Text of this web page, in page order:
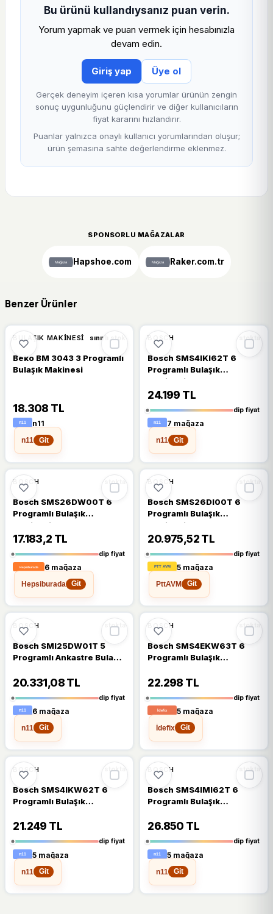
Bu ürünü kullandıysanız puan verin.
Yorum yapmak ve puan vermek için hesabınızla
devam edin.
Giriş yap Üye ol
Gerçek deneyim içeren kısa yorumlar ürünün zengin
sonuç uygunluğunu güçlendirir ve diğer kullanıcıların
fiyat kararını hızlandırır.
Puanlar yalnızca onaylı kullanıcı yorumlarından oluşur;
ürün şemasına sahte değerlendirme eklenmez.
SPONSORLU MAĞAZALAR
Hapshoe.com Raker.com.tr
Benzer Ürünler
BULAŞIK MAKINESI sınırlı stok
Beko BM 3043 3 Programlı
Bulaşık Makinesi
18.308 TL
n11
n11
Git
%35 %35 DÜŞTÜ
BOSCH stokta
Bosch SMS4IKI62T 6
Programlı Bulaşık
Makinesi
24.199 TL
dip fiyat
7 mağaza
n11
Git
%16
BOSCH stokta
Bosch SMS26DW00T 6
Programlı Bulaşık
Makinesi
17.183,2 TL
dip fiyat
6 mağaza
Hepsiburada
Git
%14
BOSCH stokta
Bosch SMS26DI00T 6
Programlı Bulaşık
Makinesi
20.975,52 TL
dip fiyat
5 mağaza
PttAVM
Git
%11
BOSCH stokta
Bosch SMI25DW01T 5
Programlı Ankastre Bulaşık
20.331,08 TL
dip fiyat
6 mağaza
n11
Git
%11
BOSCH stokta
Bosch SMS4EKW63T 6
Programlı Bulaşık
22.298 TL
dip fiyat
5 mağaza
İdefix
Git
%15
BOSCH stokta
Bosch SMS4IKW62T 6
Programlı Bulaşık
21.249 TL
dip fiyat
5 mağaza
n11
Git
%16
BOSCH stokta
Bosch SMS4IMI62T 6
Programlı Bulaşık
26.850 TL
dip fiyat
5 mağaza
n11
Git